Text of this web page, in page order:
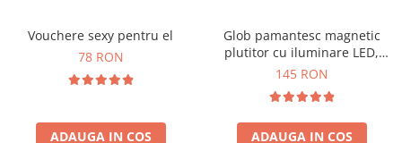
Vouchere sexy pentru el
78 RON
ADAUGA IN COS
Glob pamantesc magnetic
plutitor cu iluminare LED,
Forma C
145 RON
ADAUGA IN COS